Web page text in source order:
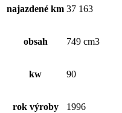
najazdené km 37 163
obsah 749 cm3
kw 90
rok výroby 1996